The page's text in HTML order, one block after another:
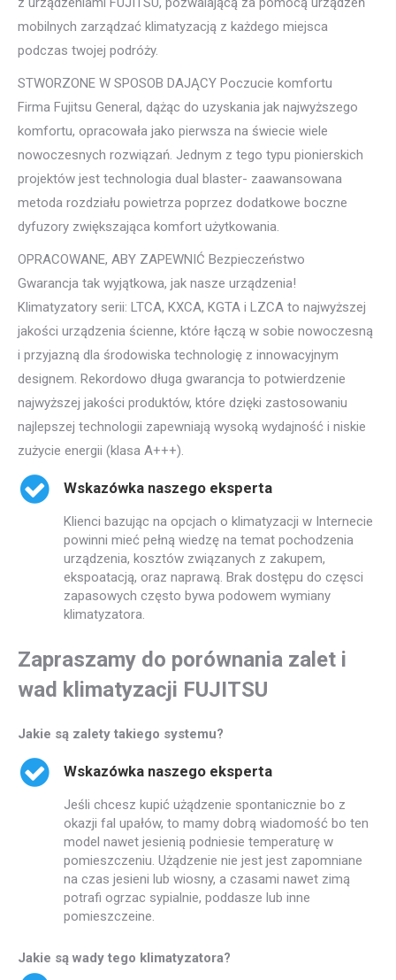
mobilnych zarządzać klimatyzacją z każdego miejsca
podczas twojej podróży.
STWORZONE W SPOSOB DAJĄCY Poczucie komfortu
Firma Fujitsu General, dążąc do uzyskania jak najwyższego
komfortu, opracowała jako pierwsza na świecie wiele
nowoczesnych rozwiązań. Jednym z tego typu pionierskich
projektów jest technologia dual blaster- zaawansowana
metoda rozdziału powietrza poprzez dodatkowe boczne
dyfuzory zwiększająca komfort użytkowania.
OPRACOWANE, ABY ZAPEWNIĆ Bezpieczeństwo
Gwarancja tak wyjątkowa, jak nasze urządzenia!
Klimatyzatory serii: LTCA, KXCA, KGTA i LZCA to najwyższej
jakości urządzenia ścienne, które łączą w sobie nowoczesną
i przyjazną dla środowiska technologię z innowacyjnym
designem. Rekordowo długa gwarancja to potwierdzenie
najwyższej jakości produktów, które dzięki zastosowaniu
najlepszej technologii zapewniają wysoką wydajność i niskie
zużycie energii (klasa A+++).
Wskazówka naszego eksperta
Klienci bazując na opcjach o klimatyzacji w Internecie
powinni mieć pełną wiedzę na temat pochodzenia
urządzenia, kosztów związanych z zakupem,
ekspoatacją, oraz naprawą. Brak dostępu do częsci
zapasowych często bywa podowem wymiany
klimatyzatora.
Zapraszamy do porównania zalet i
wad klimatyzacji FUJITSU
Jakie są zalety takiego systemu?
Wskazówka naszego eksperta
Jeśli chcesz kupić użądzenie spontanicznie bo z
okazji fal upałów, to mamy dobrą wiadomość bo ten
model nawet jesienią podniesie temperaturę w
pomieszczeniu. Użądzenie nie jest jest zapomniane
na czas jesieni lub wiosny, a czasami nawet zimą
potrafi ogrzac sypialnie, poddasze lub inne
pomieszczeine.
Jakie są wady tego klimatyzatora?